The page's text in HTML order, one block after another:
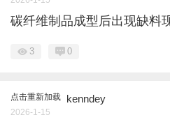
碳纤维制品成型后出现缺料
3 0
点击重新加载 kenndey
2026-1-15